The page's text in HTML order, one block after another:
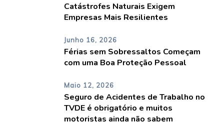
Catástrofes Naturais Exigem
Empresas Mais Resilientes
Junho 16, 2026
Férias sem Sobressaltos Começam
com uma Boa Proteção Pessoal
Maio 12, 2026
Seguro de Acidentes de Trabalho no
TVDE é obrigatório e muitos
motoristas ainda não sabem